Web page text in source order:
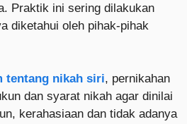
Praktik ini sering dilakukan
diketahui oleh pihak-pihak
tentang nikah siri, pernikahan
dan syarat nikah agar dinilai
kerahasiaan dan tidak adanya